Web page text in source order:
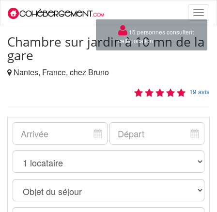
Toggle
Chambre sur jardin à 10 mn de la
gare
Nantes, France, chez Bruno
19 avis
×
15 personnes consultent
cette location